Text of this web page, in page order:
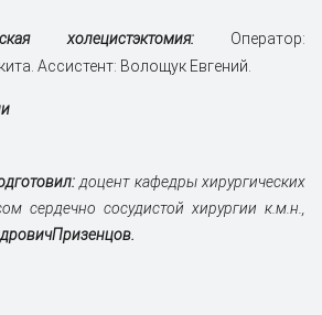
холецистэктомия: Оператор:
Ассистент: Волощук Евгений.
доцент кафедры хирургических
сердечно сосудистой хирургии к.м.н.,
Призенцов.